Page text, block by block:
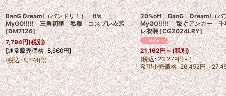
BanG Dream!（バンドリ！） It's
MyGO!!!!! 三角初華 私服 コスプレ衣装
[DM7126]
7,794円(税別)
[通常販売価格: 8,660円]
(税込: 8,574円)
20%off BanG Dream!（バ
MyGO!!!!! 繋ぐアンカー 千
レ衣装 [CG2024LRY]
21,162円～ (税別)
(税込: 23,279円～)
希望小売価格: 26,452円～